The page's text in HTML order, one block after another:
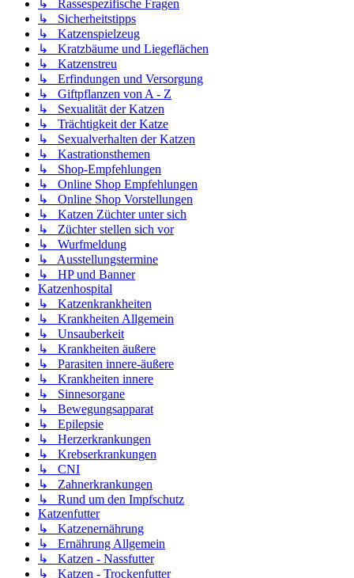
↳ Rassespezifische Fragen
↳ Sicherheitstipps
↳ Katzenspielzeug
↳ Kratzbäume und Liegeflächen
↳ Katzenstreu
↳ Erfindungen und Versorgung
↳ Giftpflanzen von A - Z
↳ Sexualität der Katzen
↳ Trächtigkeit der Katze
↳ Sexualverhalten der Katzen
↳ Kastrationsthemen
↳ Shop-Empfehlungen
↳ Online Shop Empfehlungen
↳ Online Shop Vorstellungen
↳ Katzen Züchter unter sich
↳ Züchter stellen sich vor
↳ Wurfmeldung
↳ Ausstellungstermine
↳ HP und Banner
Katzenhospital
↳ Katzenkrankheiten
↳ Krankheiten Allgemein
↳ Unsauberkeit
↳ Krankheiten äußere
↳ Parasiten innere-äußere
↳ Krankheiten innere
↳ Sinnesorgane
↳ Bewegungsapparat
↳ Epilepsie
↳ Herzerkrankungen
↳ Krebserkrankungen
↳ CNI
↳ Zahnerkrankungen
↳ Rund um den Impfschutz
Katzenfutter
↳ Katzenernährung
↳ Ernährung Allgemein
↳ Katzen - Nassfutter
↳ Katzen - Trockenfutter